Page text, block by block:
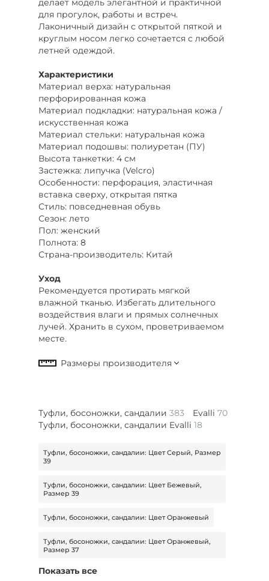
делает модель элегантной и практичной
для прогулок, работы и встреч.
Лаконичный дизайн с открытой пяткой и
круглым носом легко сочетается с любой
летней одеждой.
Характеристики
Материал верха: натуральная
перфорированная кожа
Материал подкладки: натуральная кожа /
искусственная кожа
Материал стельки: натуральная кожа
Материал подошвы: полиуретан (ПУ)
Высота танкетки: 4 см
Застежка: липучка (Velcro)
Особенности: перфорация, эластичная
вставка сверху, открытая пятка
Стиль: повседневная обувь
Сезон: лето
Пол: женский
Полнота: 8
Страна-производитель: Китай
Уход
Рекомендуется протирать мягкой
влажной тканью. Избегать длительного
воздействия влаги и прямых солнечных
лучей. Хранить в сухом, проветриваемом
месте.
Туфли, босоножки, сандалии 383 Evalli 70
Туфли, босоножки, сандалии Evalli 18
Туфли, босоножки, сандалии: Цвет Серый, Размер
39
Туфли, босоножки, сандалии: Цвет Бежевый,
Размер 39
Туфли, босоножки, сандалии: Цвет Оранжевый
Туфли, босоножки, сандалии: Цвет Оранжевый,
Размер 37
Туфли, босоножки, сандалии: Цвет Бежевый,
Показать все